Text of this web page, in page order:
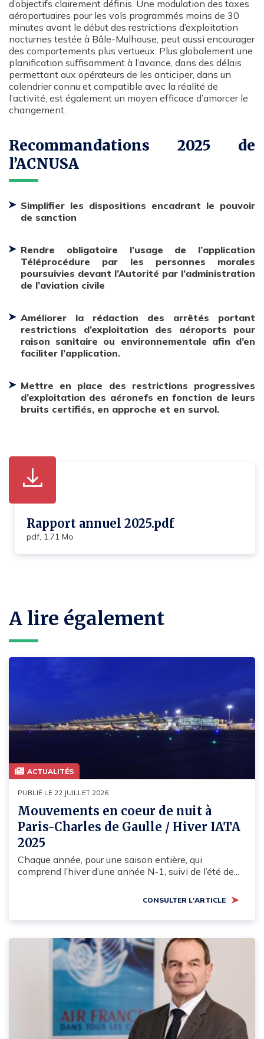
d’objectifs clairement définis. Une modulation des taxes
aéroportuaires pour les vols programmés moins de 30
minutes avant le début des restrictions d’exploitation
nocturnes testée à Bâle-Mulhouse, peut aussi encourager
des comportements plus vertueux. Plus globalement une
planification suffisamment à l’avance, dans des délais
permettant aux opérateurs de les anticiper, dans un
calendrier connu et compatible avec la réalité de
l’activité, est également un moyen efficace d’amorcer le
changement.
Recommandations 2025 de
l’ACNUSA
Simplifier les dispositions encadrant le pouvoir
de sanction
Rendre obligatoire l’usage de l’application
Téléprocédure par les personnes morales
poursuivies devant l’Autorité par l’administration
de l’aviation civile
Améliorer la rédaction des arrêtés portant
restrictions d’exploitation des aéroports pour
raison sanitaire ou environnementale afin d’en
faciliter l’application.
Mettre en place des restrictions progressives
d’exploitation des aéronefs en fonction de leurs
bruits certifiés, en approche et en survol.
Rapport annuel 2025.pdf
pdf, 1.71 Mo
A lire également
ACTUALITÉS
PUBLIÉ LE 22 JUILLET 2026
Mouvements en coeur de nuit à
Paris-Charles de Gaulle / Hiver IATA
2025
Chaque année, pour une saison entière, qui
comprend l’hiver d’une année N-1, suivi de l’été de...
CONSULTER L'ARTICLE